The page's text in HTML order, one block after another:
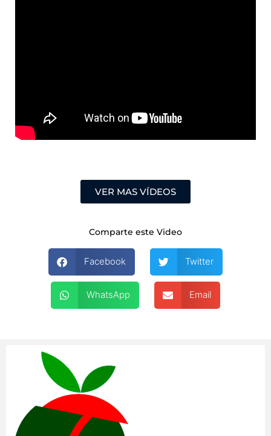
VER MAS VÍDEOS
Comparte este Video
Facebook Twitter
WhatsApp Email